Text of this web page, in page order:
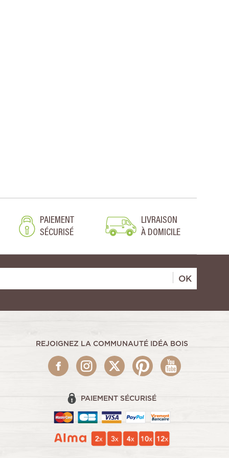
PAIEMENT
SÉCURISÉ
LIVRAISON
À DOMICILE
OK
REJOIGNEZ LA COMMUNAUTÉ IDÉA BOIS
PAIEMENT SÉCURISÉ